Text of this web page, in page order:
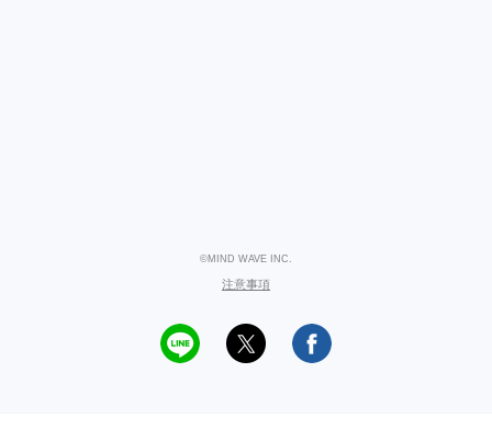
©MIND WAVE INC.
注意事項